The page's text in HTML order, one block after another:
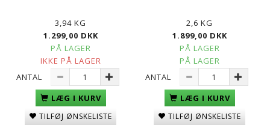
3,94 KG
1.299,00 DKK
PÅ LAGER
IKKE PÅ LAGER
ANTAL
LÆG I KURV
TILFØJ ØNSKELISTE
2,6 KG
1.899,00 DKK
PÅ LAGER
PÅ LAGER
ANTAL
LÆG I KURV
TILFØJ ØNSKELISTE